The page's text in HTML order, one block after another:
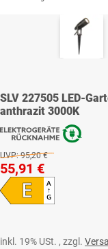
SLV 227505 LED-
anthrazit 3000K
UVP: 95,20 €
55,91 €
A
↑
G
E
inkl. 19% USt. , zzgl.